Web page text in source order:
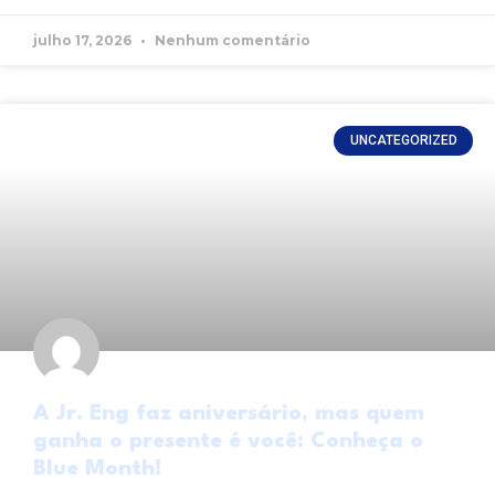
julho 17, 2026 Nenhum comentário
UNCATEGORIZED
A Jr. Eng faz aniversário, mas quem
ganha o presente é você: Conheça o
Blue Month!